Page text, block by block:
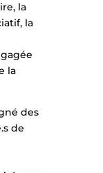
la
la
la
des
de